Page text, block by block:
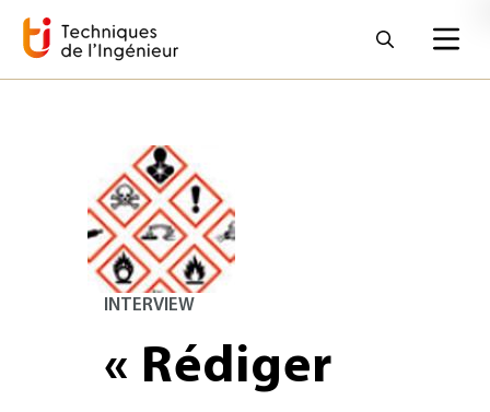
INTERVIEW
« Rédiger